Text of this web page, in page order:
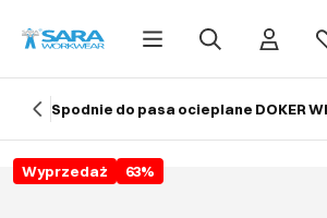
Spodnie do pasa ocieplane DOKER
Wyprzedaż 63%